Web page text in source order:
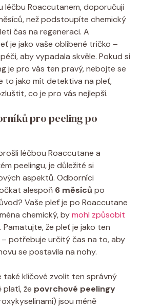
léčbu Roaccutanem, doporučuji
než podstoupíte chemický
čas na regeneraci. A
je jako vaše oblíbené tričko –
aby vypadala skvěle. Pokud si
je pro vás ten pravý, nebojte se
to jako mít detektiva na pleť,
co je pro vás nejlepší.
pro peeling po
léčbou Roaccutane a
peelingu, je důležité si
aspektů. Odborníci
alespoň 6 měsíců po
Vaše pleť je po Roaccutane
chemický, bymohl způsobit
. Pamatujte, že pleť je jako ten
– potřebuje určitý čas na to, aby
se postavila na nohy.
také klíčové zvolit ten správný
platí, že povrchové peelingy
jsou méně